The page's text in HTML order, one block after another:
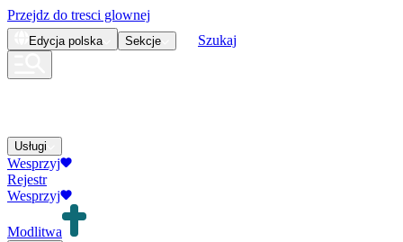
Przejdz do tresci glownej
Edycja polska Sekcje Szukaj
Usługi
Wesprzyj
Rejestr
Wesprzyj
Modlitwa